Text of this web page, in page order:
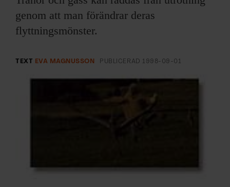
ARKIV & E-TIDNING
LYSSNA/PODD
EVENEMANG & RESOR
PRENUMERERA PÅ F&F
genom att man förändrar deras
flyttningsmönster.
TEXT EVA MAGNUSSON PUBLICERAD 1998-09-01